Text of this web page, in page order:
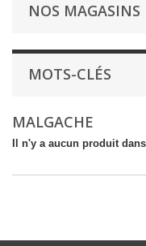
NOS MAGASINS
MOTS-CLÉS
MALGACHE
Il n'y a aucun produit